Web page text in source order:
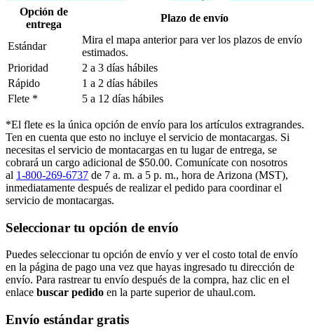
Opción de
entrega
Plazo de envío
Estándar
Mira el mapa anterior para ver los plazos de envío
estimados.
Prioridad
2 a 3 días hábiles
Rápido
1 a 2 días hábiles
Flete *
5 a 12 días hábiles
*El flete es la única opción de envío para los artículos extragrandes.
Ten en cuenta que esto no incluye el servicio de montacargas. Si
necesitas el servicio de montacargas en tu lugar de entrega, se
cobrará un cargo adicional de $50.00. Comunícate con nosotros
al 1-800-269-6737 de 7 a. m. a 5 p. m., hora de Arizona (MST),
inmediatamente después de realizar el pedido para coordinar el
servicio de montacargas.
Seleccionar tu opción de envío
Puedes seleccionar tu opción de envío y ver el costo total de envío
en la página de pago una vez que hayas ingresado tu dirección de
envío. Para rastrear tu envío después de la compra, haz clic en el
enlace buscar pedido​​​​​​​ en la parte superior de uhaul.com.
Envío estándar gratis